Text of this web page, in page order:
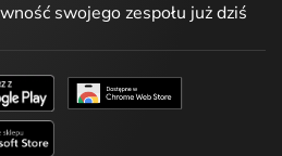
swojego zespołu już dziś